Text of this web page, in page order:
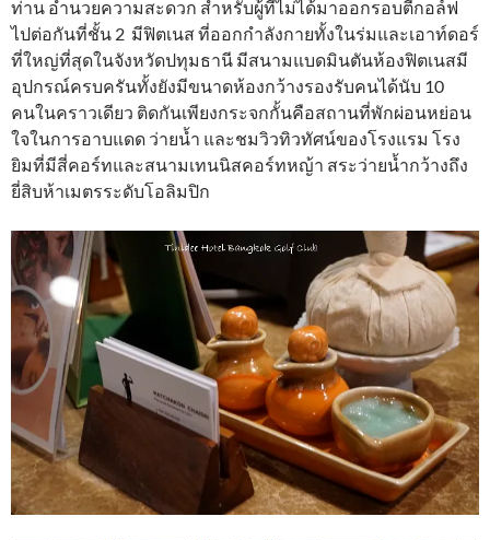
ท่าน อำนวยความสะดวก สำหรับผู้ที่ไม่ได้มาออกรอบตีกอล์ฟ
ไปต่อกันที่ชั้น 2 มีฟิตเนส ที่ออกกำลังกายทั้งในร่มและเอาท์ดอร์
ที่ใหญ่ที่สุดในจังหวัดปทุมธานี มีสนามแบดมินตันห้องฟิตเนสมี
อุปกรณ์ครบครันทั้งยังมีขนาดห้องกว้างรองรับคนได้นับ 10
คนในคราวเดียว ติดกันเพียงกระจกกั้นคือสถานที่พักผ่อนหย่อน
ใจในการอาบแดด ว่ายน้ำ และชมวิวทิวทัศน์ของโรงแรม โรง
ยิมที่มีสี่คอร์ทและสนามเทนนิสคอร์ทหญ้า สระว่ายน้ำกว้างถึง
ยี่สิบห้าเมตรระดับโอลิมปิก